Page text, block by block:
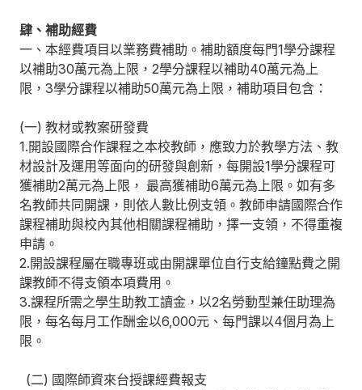
肆、補助經費
一、本經費項目以業務費補助。補助額度每門1學分課程
以補助30萬元為上限，2學分課程以補助40萬元為上
限，3學分課程以補助50萬元為上限，補助項目包含：
(一) 教材或教案研發費
1.開設國際合作課程之本校教師，應致力於教學方法、教
材設計及運用等面向的研發與創新，每開設1學分課程可
獲補助2萬元為上限， 最高獲補助6萬元為上限。如有多
名教師共同開課，則依人數比例支領。教師申請國際合作
課程補助與校內其他相關課程補助，擇一支領，不得重複
申請。
2.開設課程屬在職專班或由開課單位自行支給鐘點費之開
課教師不得支領本項費用。
3.課程所需之學生助教工讀金，以2名勞動型兼任助理為
限，每名每月工作酬金以6,000元、每門課以4個月為上
限。
(二) 國際師資來台授課經費報支